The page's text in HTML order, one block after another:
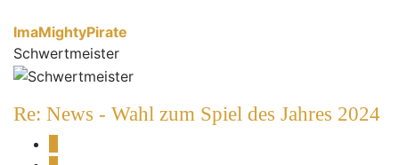
ImaMightyPirate
Schwertmeister
Re: News - Wahl zum Spiel des Jahres 2024